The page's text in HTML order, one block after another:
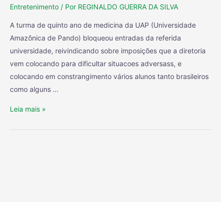
Entretenimento / Por REGINALDO GUERRA DA SILVA
A turma de quinto ano de medicina da UAP (Universidade
Amazônica de Pando) bloqueou entradas da referida
universidade, reivindicando sobre imposições que a diretoria
vem colocando para dificultar situacoes adversass, e
colocando em constrangimento vários alunos tanto brasileiros
como alguns …
Leia mais »